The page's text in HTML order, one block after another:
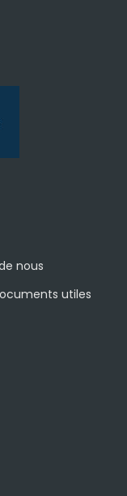
nous
utiles